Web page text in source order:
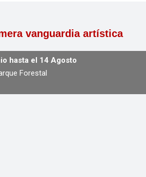
vanguardia artística
hasta el 14 Agosto
Forestal